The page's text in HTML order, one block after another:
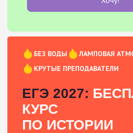
БЕЗ ВОДЫ
ЛАМПОВАЯ
КРУТЫЕ ПРЕПОДАВАТЕЛИ
ЕГЭ 2027:
КУРС
ПО ИСТОРИИ